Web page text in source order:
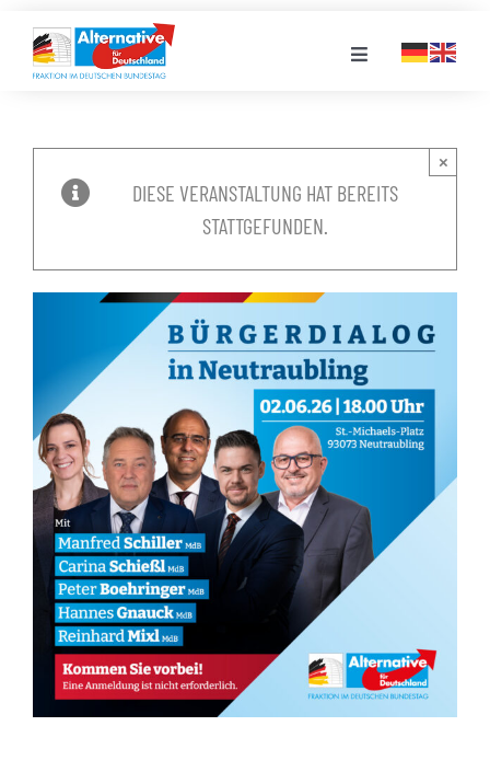
Inhalt
springen
Toggle
LANDESGRUPPEN
VERANSTALTUNGEN
STELLENPORTAL
MEDIATHEK
DIESE VERANSTALTUNG HAT BEREITS
STATTGEFUNDEN.
×